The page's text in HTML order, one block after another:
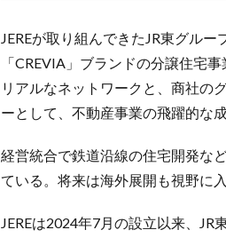
JEREが取り組んできたJR東グル
「CREVIA」ブランドの分譲住宅
リアルなネットワークと、商社の
ーとして、不動産事業の飛躍的な成
経営統合で鉄道沿線の住宅開発な
ている。将来は海外展開も視野に入
JEREは2024年7月の設立以来、